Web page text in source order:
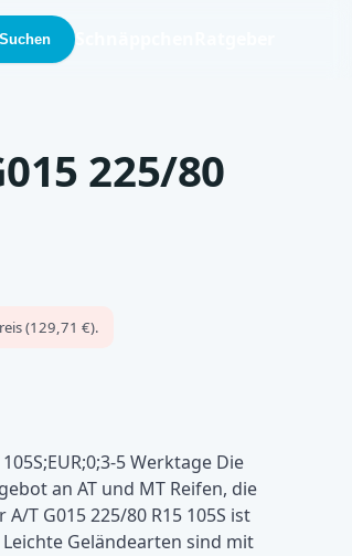
Suchen
225/80
(129,71 €).
5 Werktage Die
an AT und MT Reifen, die
T G015 225/80 R15 105S ist
Geländearten sind mit